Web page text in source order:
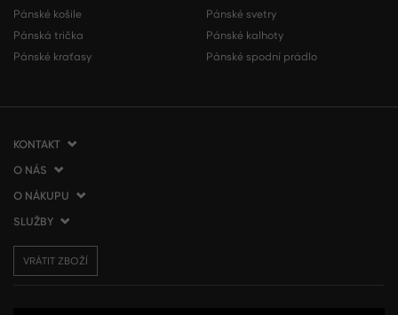
Pánské košile
Pánská trička
Pánské kraťasy
Pánské svetry
Pánské kalhoty
Pánské spodní prádlo
KONTAKT
VERMONT Services Slovakia s. r. o.
Vlčie hrdlo 53
tel.:+420 210 012 200
info@gant.cz
O NÁS
O společnosti
Kontakt
Blog
O NÁKUPU
Jak nakupovat
Vrácení zboží
SLUŽBY
Doprava a platba
Dárkové poukázky
VRÁTIT ZBOŽÍ